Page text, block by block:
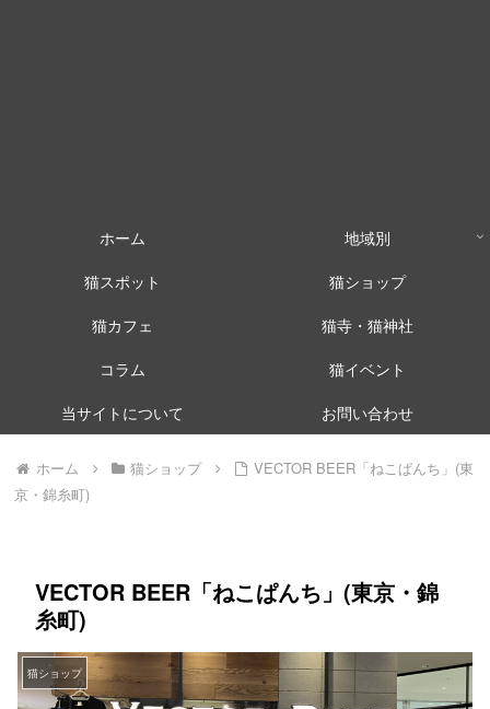
ホーム
地域別
猫スポット
猫ショップ
猫カフェ
猫寺・猫神社
コラム
猫イベント
当サイトについて
お問い合わせ
ホーム 猫ショップ
VECTOR BEER「ねこぱんち」(東
京・錦糸町)
VECTOR BEER「ねこぱんち」(東京・錦
糸町)
猫ショップ